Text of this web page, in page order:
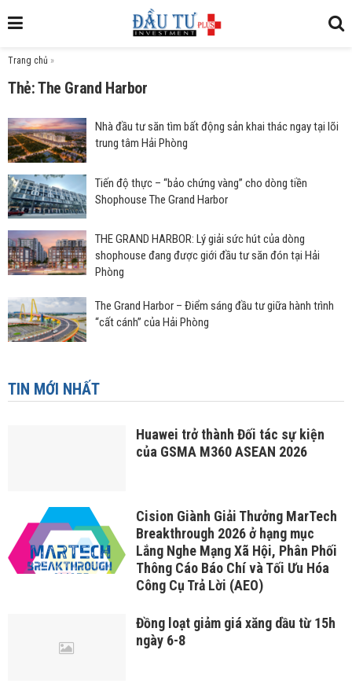
Trang chủ »
Thẻ: The Grand Harbor
Nhà đầu tư săn tìm bất động sản khai thác ngay tại lõi
trung tâm Hải Phòng
Tiến độ thực – “bảo chứng vàng” cho dòng tiền
Shophouse The Grand Harbor
THE GRAND HARBOR: Lý giải sức hút của dòng
shophouse đang được giới đầu tư săn đón tại Hải
Phòng
The Grand Harbor – Điểm sáng đầu tư giữa hành trình
“cất cánh” của Hải Phòng
TIN MỚI NHẤT
Huawei trở thành Đối tác sự kiện
của GSMA M360 ASEAN 2026
Cision Giành Giải Thưởng MarTech
Breakthrough 2026 ở hạng mục
Lắng Nghe Mạng Xã Hội, Phân Phối
Thông Cáo Báo Chí và Tối Ưu Hóa
Công Cụ Trả Lời (AEO)
Đồng loạt giảm giá xăng dầu từ 15h
ngày 6-8